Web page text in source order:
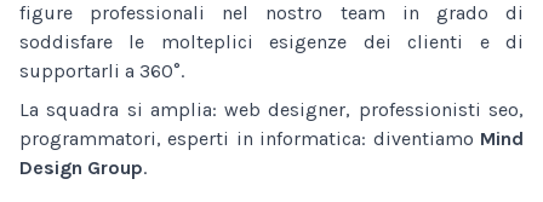
figure professionali nel nostro team in grado di
soddisfare le molteplici esigenze dei clienti e di
supportarli a 360°.
La squadra si amplia: web designer, professionisti seo,
programmatori, esperti in informatica: diventiamo Mind
Design Group.